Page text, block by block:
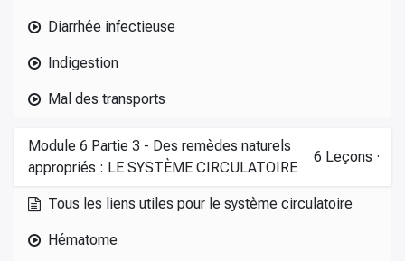
Diarrhée infectieuse
Indigestion
Mal des transports
Module 6 Partie 3 - Des remèdes naturels
appropriés : LE SYSTÈME CIRCULATOIRE
6 Leçons ·
Tous les liens utiles pour le système circulatoire
Hématome